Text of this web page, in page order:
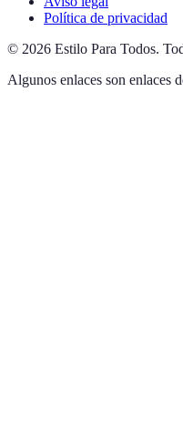
Política de privacidad
© 2026 Estilo Para Todos.
Algunos enlaces son enlaces